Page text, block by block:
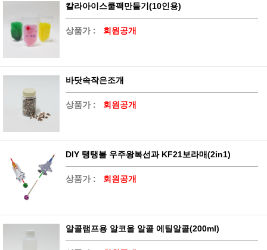
칼라아이스쿨팩만들기(10인용)
상품가 : 회원공개
바닷속작은조개
상품가 : 회원공개
DIY 탱탱볼 우주왕복선과 KF21보라매(2in1)
상품가 : 회원공개
알콜램프용 알코올 알콜 에틸알콜(200ml)